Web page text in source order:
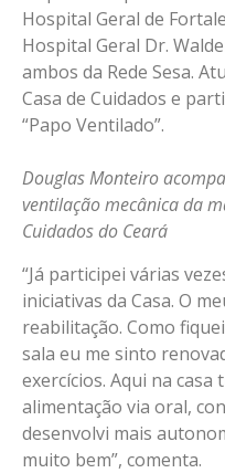
Hospital Geral de
Hospital Geral Dr.
ambos da Rede Sesa.
Casa de Cuidados e
“Papo Ventilado”.
Douglas Monteiro
ventilação mecânica da
Cuidados do Ceará
“Já participei várias
iniciativas da Casa. O
reabilitação. Como
sala eu me sinto
exercícios. Aqui na
alimentação via oral,
desenvolvi mais
muito bem”, comenta.